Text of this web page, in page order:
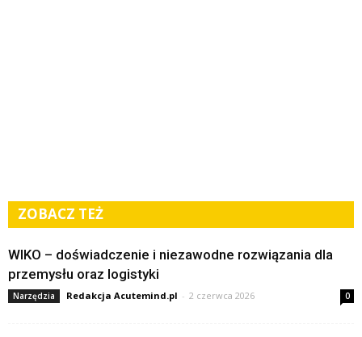
ZOBACZ TEŻ
WIKO – doświadczenie i niezawodne rozwiązania dla
przemysłu oraz logistyki
Narzędzia Redakcja Acutemind.pl - 2 czerwca 2026 0